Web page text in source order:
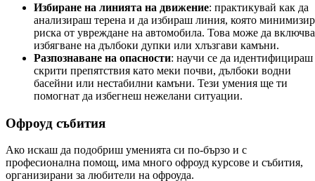
Избиране на линията на движение: практикувай как да
анализираш терена и да избираш линия, която
риска от увреждане на автомобила. Това може да включва
избягване на дълбоки дупки или хлъзгави камъни.
Разпознаване на опасности: научи се да идентифицираш
скрити препятствия като меки почви, дълбоки водни
басейни или нестабилни камъни. Тези умения ще ти
помогнат да избегнеш нежелани ситуации.
Офроуд събития
Ако искаш да подобриш уменията си по-бързо и с
професионална помощ, има много офроуд курсове и събития,
организирани за любители на офроуда.